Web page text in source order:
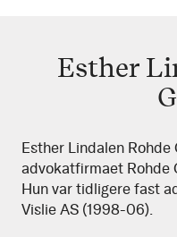
Esther
Esther
Lindalen
Rohde
Esther Lindalen
advokatfirmaet Rohde
Hun var tidligere fast
Vislie AS (1998-06).